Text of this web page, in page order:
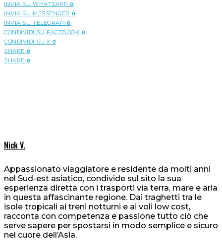
INVIA SU WHATSAPP 0
INVIA SU MESSENGER 0
INVIA SU TELEGRAM 0
CONDIVIDI SU FACEBOOK 0
CONDIVIDI SU X 0
SHARE 0
SHARE 0
Nick V.
Appassionato viaggiatore e residente da molti anni
nel Sud-est asiatico, condivide sul sito la sua
esperienza diretta con i trasporti via terra, mare e aria
in questa affascinante regione. Dai traghetti tra le
isole tropicali ai treni notturni e ai voli low cost,
racconta con competenza e passione tutto ciò che
serve sapere per spostarsi in modo semplice e sicuro
nel cuore dell’Asia.